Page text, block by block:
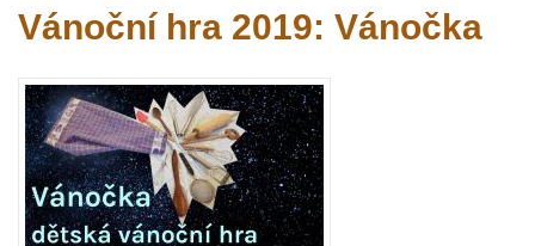
Vánoční hra 2019: Vánočka